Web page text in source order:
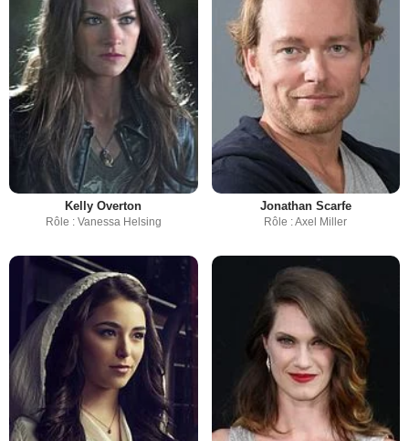
Kelly Overton
Rôle : Vanessa Helsing
Jonathan Scarfe
Rôle : Axel Miller